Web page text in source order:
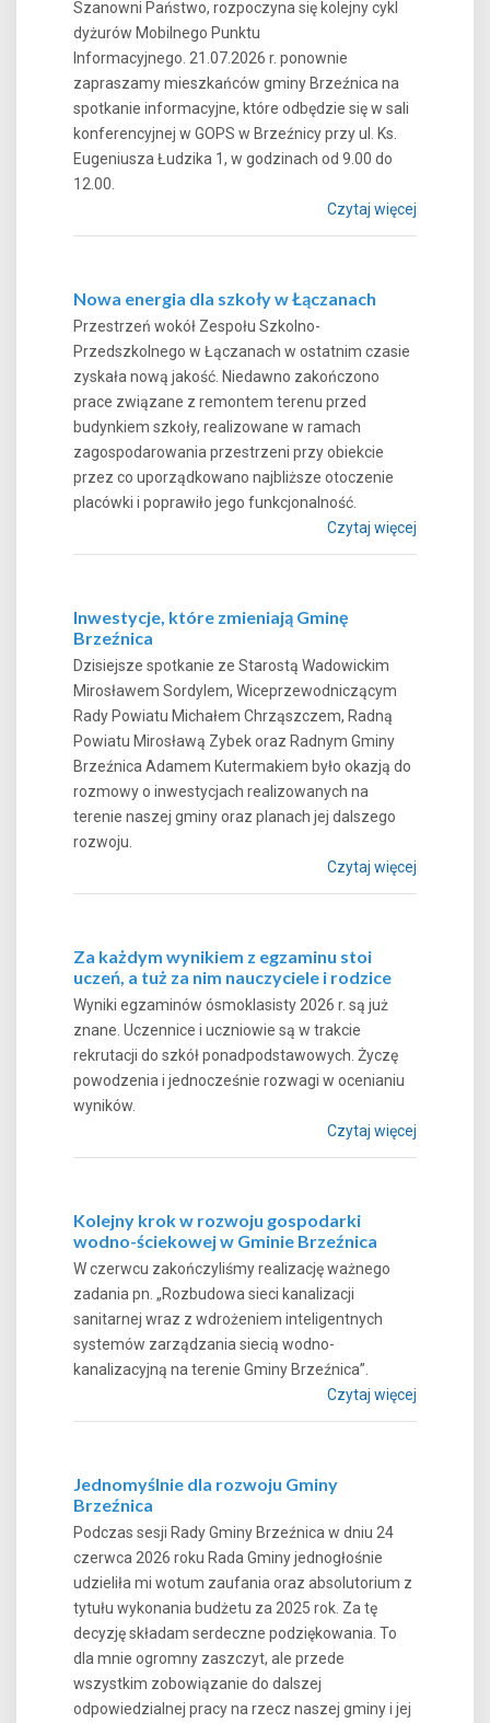
Szanowni Państwo, rozpoczyna się kolejny cykl
dyżurów Mobilnego Punktu
Informacyjnego. 21.07.2026 r. ponownie
zapraszamy mieszkańców gminy Brzeźnica na
spotkanie informacyjne, które odbędzie się w sali
konferencyjnej w GOPS w Brzeźnicy przy ul. Ks.
Eugeniusza Łudzika 1, w godzinach od 9.00 do
12.00.
Czytaj więcej
Nowa energia dla szkoły w Łączanach
Przestrzeń wokół Zespołu Szkolno-
Przedszkolnego w Łączanach w ostatnim czasie
zyskała nową jakość. Niedawno zakończono
prace związane z remontem terenu przed
budynkiem szkoły, realizowane w ramach
zagospodarowania przestrzeni przy obiekcie
przez co uporządkowano najbliższe otoczenie
placówki i poprawiło jego funkcjonalność.
Czytaj więcej
Inwestycje, które zmieniają Gminę
Brzeźnica
Dzisiejsze spotkanie ze Starostą Wadowickim
Mirosławem Sordylem, Wiceprzewodniczącym
Rady Powiatu Michałem Chrząszczem, Radną
Powiatu Mirosławą Zybek oraz Radnym Gminy
Brzeźnica Adamem Kutermakiem było okazją do
rozmowy o inwestycjach realizowanych na
terenie naszej gminy oraz planach jej dalszego
rozwoju.
Czytaj więcej
Za każdym wynikiem z egzaminu stoi
uczeń, a tuż za nim nauczyciele i rodzice
Wyniki egzaminów ósmoklasisty 2026 r. są już
znane. Uczennice i uczniowie są w trakcie
rekrutacji do szkół ponadpodstawowych. Życzę
powodzenia i jednocześnie rozwagi w ocenianiu
wyników.
Czytaj więcej
Kolejny krok w rozwoju gospodarki
wodno-ściekowej w Gminie Brzeźnica
W czerwcu zakończyliśmy realizację ważnego
zadania pn. „Rozbudowa sieci kanalizacji
sanitarnej wraz z wdrożeniem inteligentnych
systemów zarządzania siecią wodno-
kanalizacyjną na terenie Gminy Brzeźnica”.
Czytaj więcej
Jednomyślnie dla rozwoju Gminy
Brzeźnica
Podczas sesji Rady Gminy Brzeźnica w dniu 24
czerwca 2026 roku Rada Gminy jednogłośnie
udzieliła mi wotum zaufania oraz absolutorium z
tytułu wykonania budżetu za 2025 rok. Za tę
decyzję składam serdeczne podziękowania. To
dla mnie ogromny zaszczyt, ale przede
wszystkim zobowiązanie do dalszej
odpowiedzialnej pracy na rzecz naszej gminy i jej